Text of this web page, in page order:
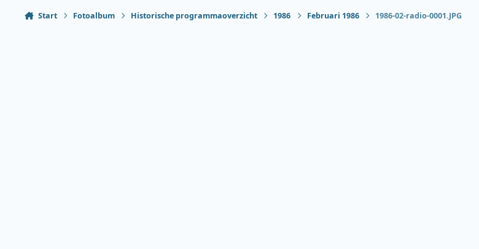
Start Fotoalbum Historische programmaoverzicht 1986 Februari 1986 1986-02-radio-0001.JPG